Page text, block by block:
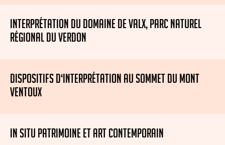
INTERPRÉTATION DU DOMAINE DE VALX, PARC NATUREL
RÉGIONAL DU VERDON
DISPOSITIFS D‘INTERPRÉTATION AU SOMMET DU MONT
VENTOUX
IN SITU PATRIMOINE ET ART CONTEMPORAIN